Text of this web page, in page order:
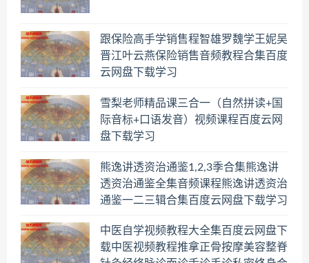
跟保险高手学销售程智雄罗魏学王妮吴
晋江叶云燕保险销售音频教程合集百度
云网盘下载学习
雪梨老师精品课三合一（自然拼读+国
际音标+口语发音）视频课程百度云网
盘下载学习
熊逸讲透资治通鉴1,2,3季合集熊逸讲
透资治通鉴全集音频课程熊逸讲透资治
通鉴一二三辑合集百度云网盘下载学习
中医自学视频教程大全集百度云网盘下
载中医视频教程推拿正骨按摩美容整脊